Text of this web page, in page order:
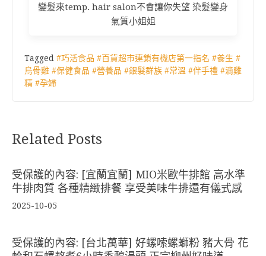
變髮來temp. hair salon不會讓你失望 染髮變身
氣質小姐姐
Tagged #巧活食品 #百貨超市連鎖有機店第一指名 #養生 #
烏骨雞 #保健食品 #營養品 #銀髮群族 #常溫 #伴手禮 #滴雞
精 #孕婦
Related Posts
受保護的內容: [宜蘭宜蘭] MIO米歐牛排館 高水準
牛排肉質 各種精緻排餐 享受美味牛排還有儀式感
2025-10-05
受保護的內容: [台北萬華] 好螺嗦螺螄粉 豬大骨 花